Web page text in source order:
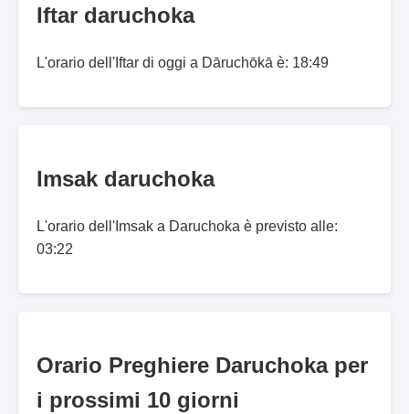
Iftar daruchoka
L'orario dell'Iftar di oggi a Dāruchōkā è: 18:49
Imsak daruchoka
L'orario dell'Imsak a Daruchoka è previsto alle:
03:22
Orario Preghiere Daruchoka per
i prossimi 10 giorni